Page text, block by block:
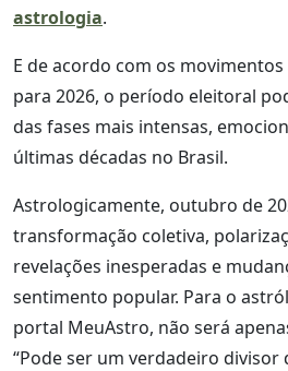
astrologia.
E de acordo com os
para 2026, o período eleitoral
das fases mais intensas,
últimas décadas no Brasil.
Astrologicamente, outubro de
transformação coletiva,
revelações inesperadas e
sentimento popular. Para o
portal MeuAstro, não será
“Pode ser um verdadeiro divisor